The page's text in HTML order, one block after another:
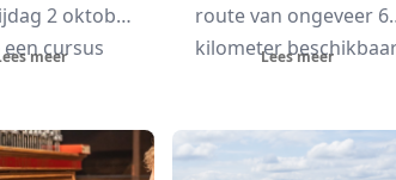
2 oktober
een cursus
is...
meer
route van ongeveer
kilometerLees meer